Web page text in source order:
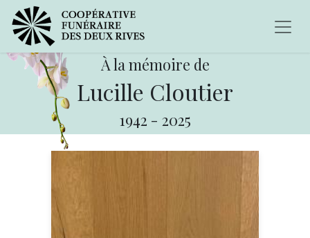
À la mémoire de
Lucille Cloutier
1942 - 2025